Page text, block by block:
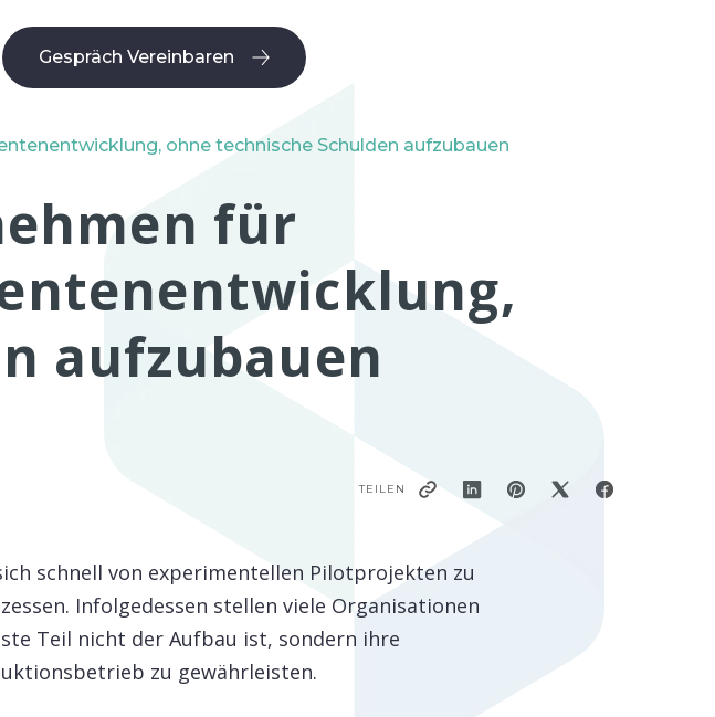
Gespräch Beantragen
Gespräch Vereinbaren
ohne technische Schulden aufzubauen
für
aufzubauen
TEILEN
schnell von experimentellen Pilotprojekten zu
Infolgedessen stellen viele Organisationen
Teil nicht der Aufbau ist, sondern ihre
zu gewährleisten.